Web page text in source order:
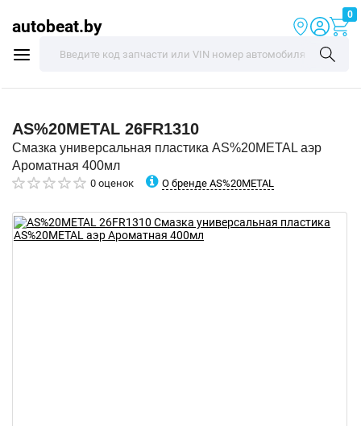
autobeat.by
0
AS%20METAL 26FR1310
Смазка универсальная пластика AS%20METAL аэр
Ароматная 400мл
0 оценок О бренде AS%20METAL